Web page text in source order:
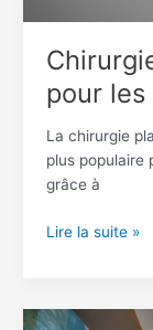
pour
La chirurgie
plus populaire
grâce à
Lire la suite »
Système